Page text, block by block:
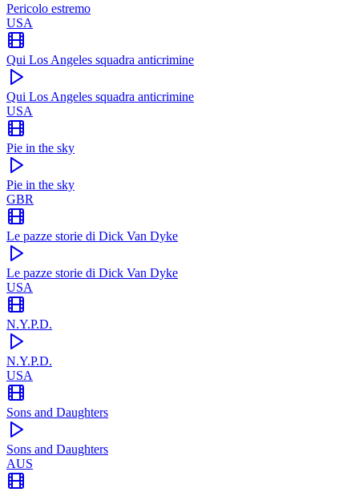
Pericolo estremo
USA
Qui Los Angeles squadra anticrimine
Qui Los Angeles squadra anticrimine
USA
Pie in the sky
Pie in the sky
GBR
Le pazze storie di Dick Van Dyke
Le pazze storie di Dick Van Dyke
USA
N.Y.P.D.
N.Y.P.D.
USA
Sons and Daughters
Sons and Daughters
AUS